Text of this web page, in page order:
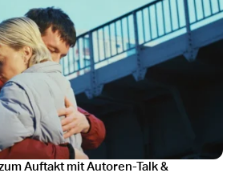
Auftakt mit Autoren-Talk &